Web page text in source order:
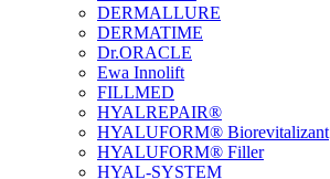
DERMALLURE
DERMATIME
Dr.ORACLE
Ewa Innolift
FILLMED
НYALREPAIR®
HYALUFORM® Biorevitalizant
HYALUFORM® Filler
HYAL-SYSTEM